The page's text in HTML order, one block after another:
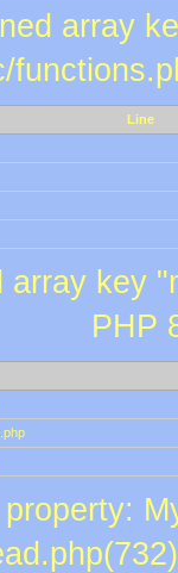
array
Line
array key
PHP